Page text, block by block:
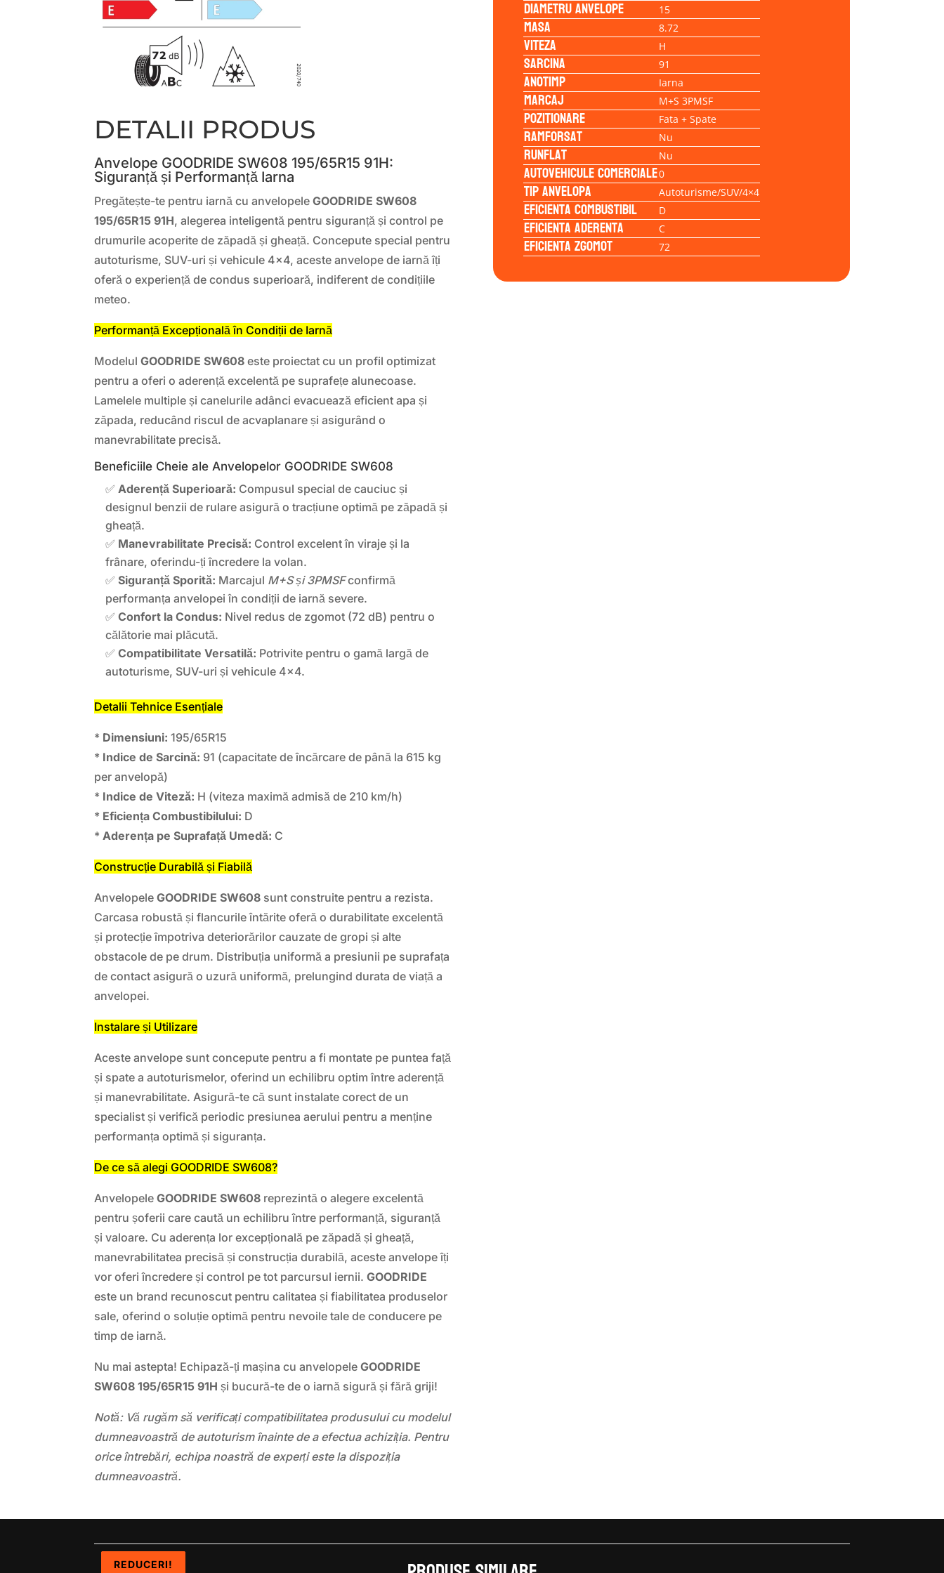
DETALII PRODUS
Anvelope GOODRIDE SW608 195/65R15 91H:
Siguranță și Performanță Iarna
Pregătește-te pentru iarnă cu anvelopeleGOODRIDE SW608
195/65R15 91H, alegerea inteligentă pentru siguranță și control pe
drumurile acoperite de zăpadă și gheață. Concepute special pentru
autoturisme, SUV-uri și vehicule 4×4, aceste anvelope de iarnă îți
oferă o experiență de condus superioară, indiferent de condițiile
meteo.
Performanță Excepțională în Condiții de Iarnă
ModelulGOODRIDE SW608 este proiectat cu un profil optimizat
pentru a oferi o aderență excelentă pe suprafețe alunecoase.
Lamelele multiple și canelurile adânci evacuează eficient apa și
zăpada, reducând riscul de acvaplanare și asigurând o
manevrabilitate precisă.
Beneficiile Cheie ale Anvelopelor GOODRIDE SW608
✅ Aderență Superioară: Compusul special de cauciuc și
designul benzii de rulare asigură o tracțiune optimă pe zăpadă și
gheață.
✅ Manevrabilitate Precisă: Control excelent în viraje și la
frânare, oferindu-ți încredere la volan.
✅Siguranță Sporită: Marcajul M+S și 3PMSFconfirmă
performanța anvelopei în condiții de iarnă severe.
✅Confort la Condus: Nivel redus de zgomot (72 dB) pentru o
călătorie mai plăcută.
✅Compatibilitate Versatilă: Potrivite pentru o gamă largă de
autoturisme, SUV-uri și vehicule 4×4.
Detalii Tehnice Esențiale
* Dimensiuni: 195/65R15
* Indice de Sarcină: 91 (capacitate de încărcare de până la 615 kg
per anvelopă)
* Indice de Viteză: H (viteza maximă admisă de 210 km/h)
* Eficiența Combustibilului: D
* Aderența pe Suprafață Umedă: C
Construcție Durabilă și Fiabilă
AnvelopeleGOODRIDE SW608 sunt construite pentru a rezista.
Carcasa robustă și flancurile întărite oferă o durabilitate excelentă
și protecție împotriva deteriorărilor cauzate de gropi și alte
obstacole de pe drum. Distribuția uniformă a presiunii pe suprafața
de contact asigură o uzură uniformă, prelungind durata de viață a
anvelopei.
Instalare și Utilizare
Aceste anvelope sunt concepute pentru a fi montate pe puntea față
și spate a autoturismelor, oferind un echilibru optim între aderență
și manevrabilitate. Asigură-te că sunt instalate corect de un
specialist și verifică periodic presiunea aerului pentru a menține
performanța optimă și siguranța.
De ce să alegi GOODRIDE SW608?
AnvelopeleGOODRIDE SW608 reprezintă o alegere excelentă
pentru șoferii care caută un echilibru între performanță, siguranță
și valoare. Cu aderența lor excepțională pe zăpadă și gheață,
manevrabilitatea precisă și construcția durabilă, aceste anvelope îți
vor oferi încredere și control pe tot parcursul iernii.GOODRIDE
este un brand recunoscut pentru calitatea și fiabilitatea produselor
sale, oferind o soluție optimă pentru nevoile tale de conducere pe
timp de iarnă.
Nu mai astepta! Echipază-ți mașina cu anvelopeleGOODRIDE
SW608 195/65R15 91H și bucură-te de o iarnă sigură și fără griji!
Notă: Vă rugăm să verificați compatibilitatea produsului cu modelul
dumneavoastră de autoturism înainte de a efectua achiziția. Pentru
orice întrebări, echipa noastră de experți este la dispoziția
dumneavoastră.
Diametru anvelope 15
Masa 8.72
Viteza H
Sarcina 91
Anotimp Iarna
Marcaj M+S 3PMSF
Pozitionare Fata + Spate
Ramforsat Nu
Runflat Nu
Autovehicule comerciale0
Tip anvelopa Autoturisme/SUV/4×4
Eficienta Combustibil D
Eficienta Aderenta C
Eficienta Zgomot 72
REDUCERI!
REDUCERI!
REDUCERI!
REDUCERI!